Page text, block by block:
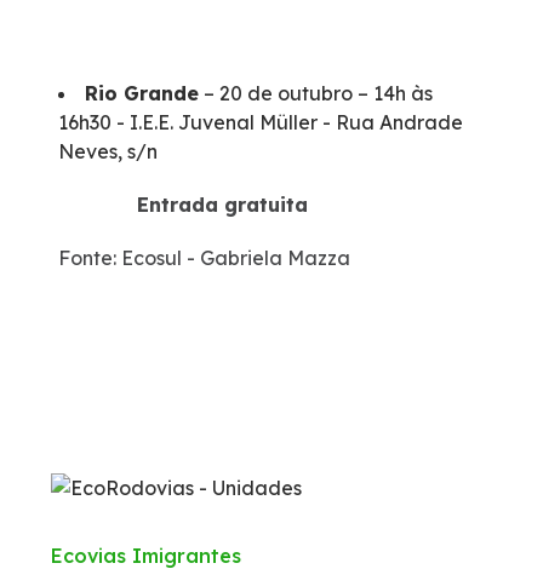
Rio Grande – 20 de outubro – 14h às
16h30 - I.E.E. Juvenal Müller - Rua Andrade
Neves, s/n
Entrada gratuita
Fonte: Ecosul - Gabriela Mazza
Ecovias Imigrantes